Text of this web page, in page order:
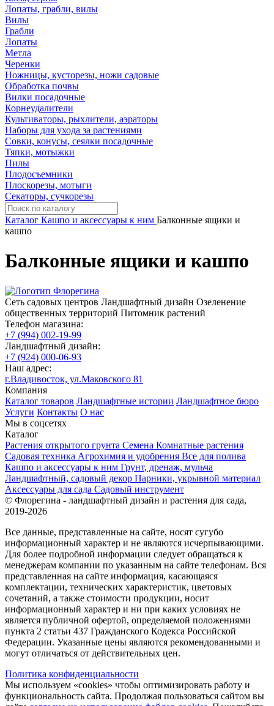
Лопаты, грабли, вилы
Вилы
Грабли
Лопаты
Метла
Черенки
Ножницы, кусторезы, ножи садовые
Обработка почвы
Вилки посадочные
Корнеудалители
Культиваторы, рыхлители, аэраторы
Наборы для ухода за растениями
Совки, конусы, сеялки посадочные
Тяпки, мотыжки
Пилы
Плодосъемники
Плоскорезы, мотыги
Секаторы, сучкорезы
Каталог Кашпо и аксессуары к ним Балконные ящики и
кашпо
Балконные ящики и кашпо
Сеть садовых центров Ландшафтный дизайн Озеленение
общественных территорий Питомник растений
Телефон магазина:
+7 (994) 002-19-99
Ландшафтный дизайн:
+7 (924) 000-06-93
Наш адрес:
г.Владивосток, ул.Маковского 81
Компания
Каталог товаров Ландшафтные истории Ландшафтное бюро
Услуги Контакты О нас
Мы в соцсетях
Каталог
Растения открытого грунта Семена Комнатные растения
Садовая техника Агрохимия и удобрения Все для полива
Кашпо и аксессуары к ним Грунт, дренаж, мульча
Ландшафтный, садовый декор Парники, укрывной материал
Аксессуары для сада Садовый инструмент
© Флорегина - ландшафтный дизайн и растения для сада,
2019-2026
Все данные, представленные на сайте, носят сугубо
информационный характер и не являются исчерпывающими.
Для более подробной информации следует обращаться к
менеджерам компании по указанным на сайте телефонам. Вся
представленная на сайте информация, касающаяся
комплектации, технических характеристик, цветовых
сочетаний, а также стоимости продукции, носит
информационный характер и ни при каких условиях не
является публичной офертой, определяемой положениями
пункта 2 статьи 437 Гражданского Кодекса Российской
Федерации. Указанные цены являются рекомендованными и
могут отличаться от действительных цен.
Политика конфиденциальности
Мы используем «cookies» чтобы оптимизировать работу и
функциональность сайта. Продолжая пользоваться сайтом вы